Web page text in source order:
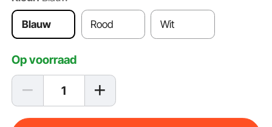
Blauw Rood Wit
Op voorraad